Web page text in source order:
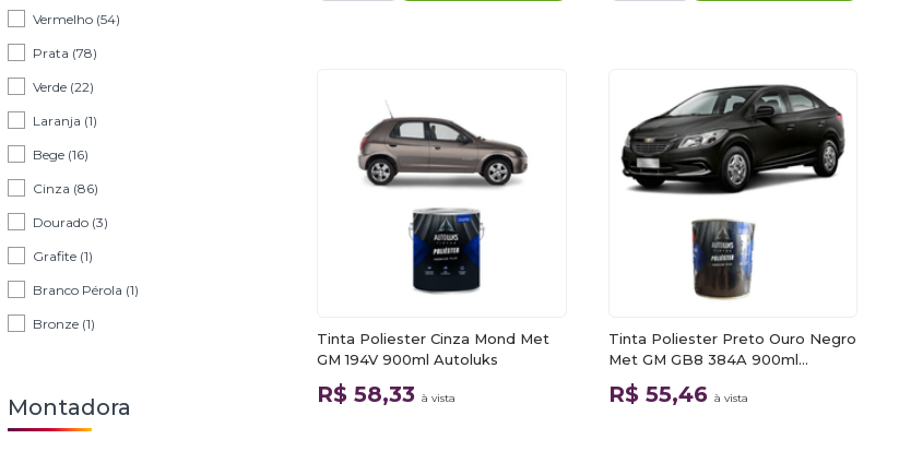
Vermelho (54)
Prata (78)
Verde (22)
Laranja (1)
Bege (16)
Cinza (86)
Dourado (3)
Grafite (1)
Branco Pérola (1)
Bronze (1)
Montadora
Tinta Poliester Cinza Mond Met
GM 194V 900ml Autoluks
R$ 58,33 à vista
Tinta Poliester Preto Ouro Negro
Met GM GB8 384A 900ml
Autoluks
R$ 55,46 à vista